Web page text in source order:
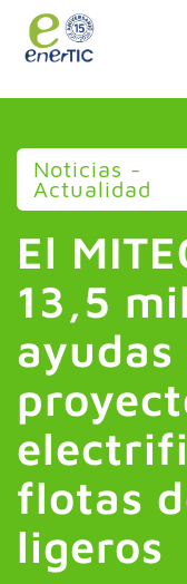
Noticias -
Actualidad
El
13,5
flotas
ligeros